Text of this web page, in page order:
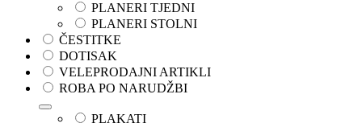
PLANERI TJEDNI
PLANERI STOLNI
ČESTITKE
DOTISAK
VELEPRODAJNI ARTIKLI
ROBA PO NARUDŽBI
PLAKATI